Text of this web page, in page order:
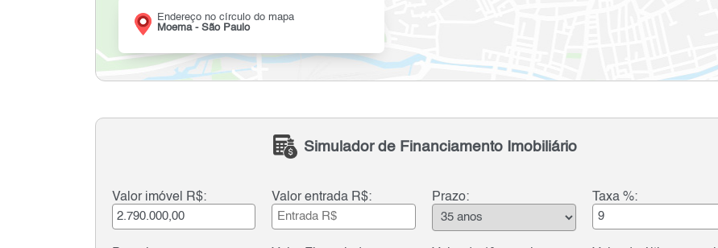
Endereço no círculo do mapa
Moema - São Paulo
Simulador de Financiamento Imobiliário
Valor imóvel R$: Valor entrada R$: Prazo: Taxa %: